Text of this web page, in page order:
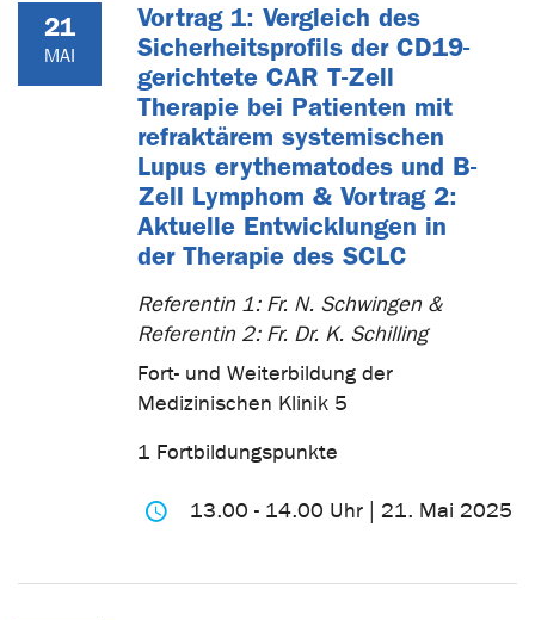
21
MAI
Vortrag 1: Vergleich des
Sicherheitsprofils der CD19-
gerichtete CAR T-Zell
Therapie bei Patienten mit
refraktärem systemischen
Lupus erythematodes und B-
Zell Lymphom & Vortrag 2:
Aktuelle Entwicklungen in
der Therapie des SCLC
Referentin 1: Fr. N. Schwingen &
Referentin 2: Fr. Dr. K. Schilling
Fort- und Weiterbildung der
Medizinischen Klinik 5
1 Fortbildungspunkte
13.00 - 14.00 Uhr | 21. Mai 2025